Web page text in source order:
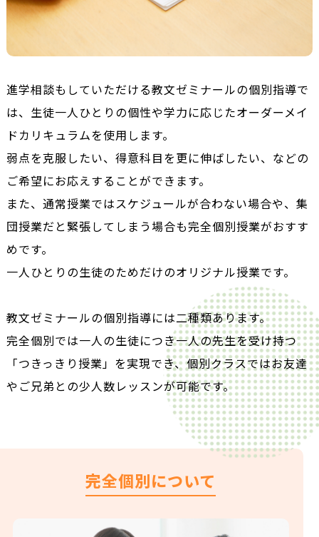
進学相談もしていただける教文ゼミナールの個別指導で
は、生徒一人ひとりの個性や学力に応じたオーダーメイ
ドカリキュラムを使用します。
弱点を克服したい、得意科目を更に伸ばしたい、などの
ご希望にお応えすることができます。
また、通常授業ではスケジュールが合わない場合や、集
団授業だと緊張してしまう場合も完全個別授業がおすす
めです。
一人ひとりの生徒のためだけのオリジナル授業です。
教文ゼミナールの個別指導には二種類あります。
完全個別では一人の生徒につき一人の先生を受け持つ
「つきっきり授業」を実現でき、個別クラスではお友達
やご兄弟との少人数レッスンが可能です。
完全個別について